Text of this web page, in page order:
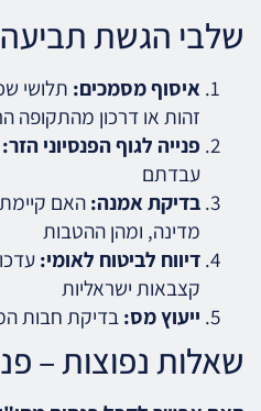
שלבי הגשת
איסוף מסמכים: תלושי
זהות או דרכון מהתקופה
פנייה לגוף הפנסיוני הזר:
עבדתם
בדיקת אמנה:האם
מדינה, ומהן ההטבות
דיווח לביטוח לאומי:
קצבאות ישראליות
ייעוץ מס:בדיקת חבות
שאלות נפוצות –